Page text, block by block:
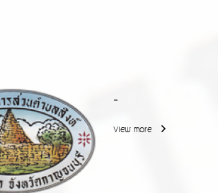
-
View more